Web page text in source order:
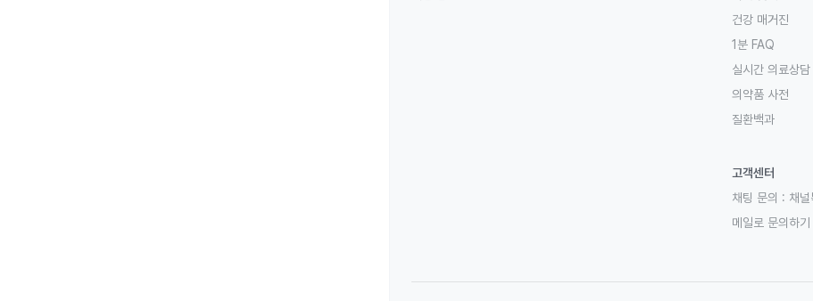
건강 매거진
1분 FAQ
실시간 의료상담
의약품 사전
질환백과
고객센터
채팅 문의 : 채널
메일로 문의하기